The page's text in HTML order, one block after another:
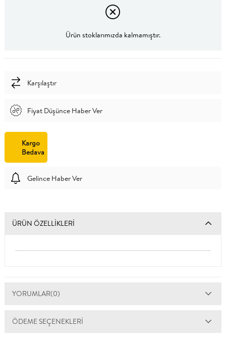
Ürün stoklarımızda kalmamıştır.
Karşılaştır
Fiyat Düşünce Haber Ver
Kargo
Bedava
Gelince Haber Ver
ÜRÜN ÖZELLIKLERI
YORUMLAR(0)
ÖDEME SEÇENEKLERI